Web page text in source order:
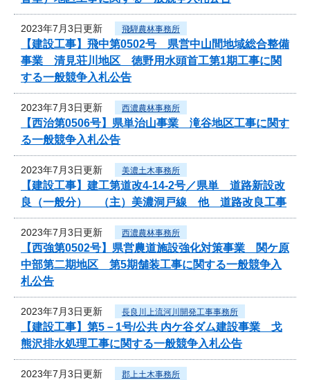
2023年7月3日更新 飛騨農林事務所
【建設工事】飛中第0502号 県営中山間地域総合整備
事業 清見荘川地区 徳野用水頭首工第1期工事に関
する一般競争入札公告
2023年7月3日更新 西濃農林事務所
【西治第0506号】県単治山事業 滝谷地区工事に関す
る一般競争入札公告
2023年7月3日更新 美濃土木事務所
【建設工事】建工第道改4-14-2号／県単 道路新設改
良（一般分） （主）美濃洞戸線 他 道路改良工事
2023年7月3日更新 西濃農林事務所
【西強第0502号】県営農道施設強化対策事業 関ケ原
中部第二期地区 第5期舗装工事に関する一般競争入
札公告
2023年7月3日更新 長良川上流河川開発工事事務所
【建設工事】第5－1号/公共 内ケ谷ダム建設事業 戈
熊沢排水処理工事に関する一般競争入札公告
2023年7月3日更新 郡上土木事務所